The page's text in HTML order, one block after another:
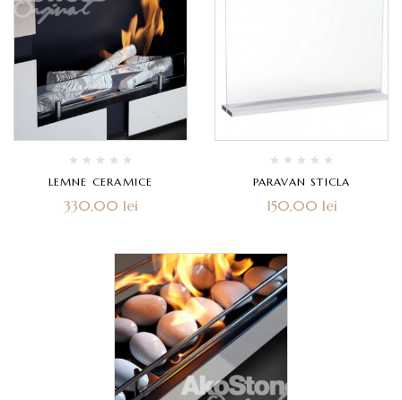
LEMNE CERAMICE
330,00 lei
PARAVAN STICLA
150,00 lei